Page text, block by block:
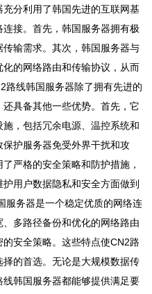
分利用了韩国先进的互联网基
接。首先，韩国服务器拥有极
输需求。其次，韩国服务器与
的网络路由和传输协议，从而
路线韩国服务器除了拥有先进的
具备其他一些优势。首先，它
，包括冗余电源、温控系统和
护服务器免受外界干扰和攻
严格的安全策略和防护措施，
用户数据隐私和安全方面做到
服务器是一个稳定优质的网络连
多路径备份和优化的网络路由
安全策略。这些特点使CN2路
的首选。无论是大规模数据传
韩国服务器都能够提供满足要